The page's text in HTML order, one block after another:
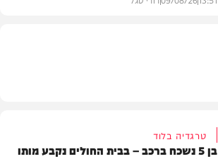
טרגדיה בלוד
בן 5 נשכח ברכב – בבית החולים נקבע מותו